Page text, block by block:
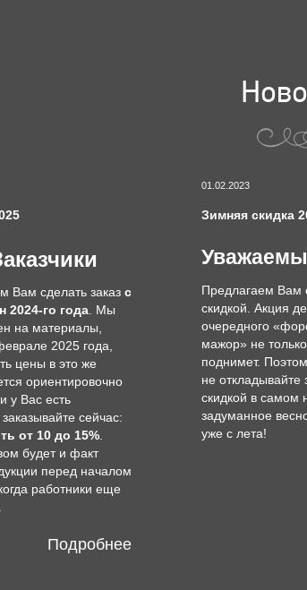
Вам сделать заказ с
2024-го года . Мы
на материалы,
2025 года,
цены в это же
ориентировочно
у Вас есть
сейчас:
от 10 до 15%
будет и факт
перед началом
работники еще
Подробнее
01.02.2023
Зимняя скидка
Предлагаем Вам
скидкой. Акция
очередного
мажор» не
поднимет.
не откладывайте
скидкой в самом
задуманное
уже с лета!